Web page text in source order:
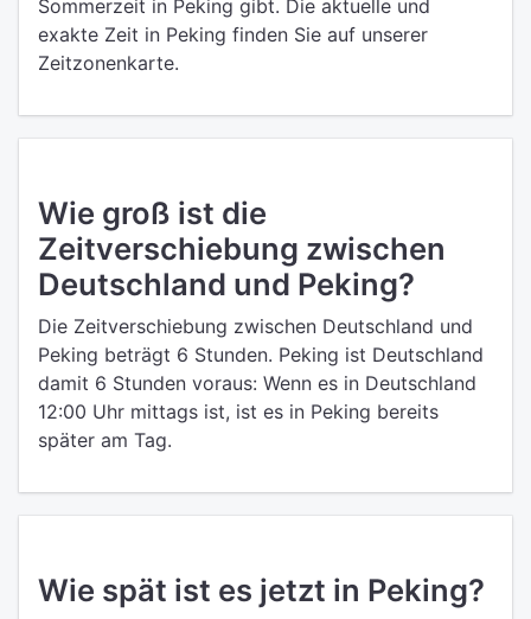
Sommerzeit in Peking gibt. Die aktuelle und
exakte Zeit in Peking finden Sie auf unserer
Zeitzonenkarte.
Wie groß ist die
Zeitverschiebung zwischen
Deutschland und Peking?
Die Zeitverschiebung zwischen Deutschland und
Peking beträgt 6 Stunden. Peking ist Deutschland
damit 6 Stunden voraus: Wenn es in Deutschland
12:00 Uhr mittags ist, ist es in Peking bereits
später am Tag.
Wie spät ist es jetzt in Peking?